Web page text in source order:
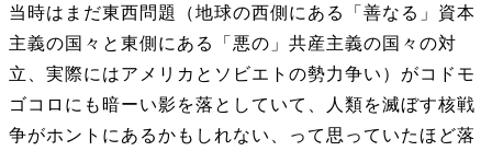
当時はまだ東西問題（地球の西側にある「善なる」資本
主義の国々と東側にある「悪の」共産主義の国々の対
立、実際にはアメリカとソビエトの勢力争い）がコドモ
ゴコロにも暗ーい影を落としていて、人類を滅ぼす核戦
争がホントにあるかもしれない、って思っていたほど落